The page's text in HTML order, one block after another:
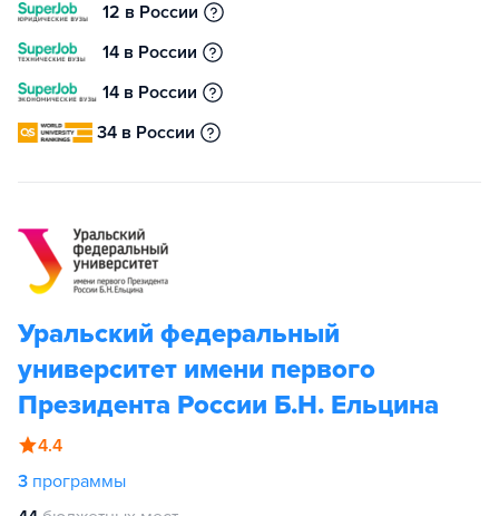
12 в России
14 в России
14 в России
34 в России
Уральский федеральный
университет имени первого
Президента России Б.Н. Ельцина
4.4
3 программы